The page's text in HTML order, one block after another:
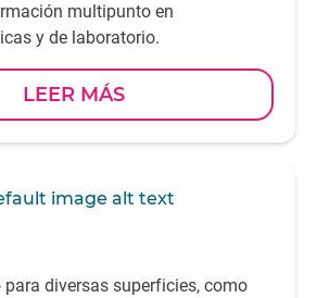
multipunto en
y de laboratorio.
LEER MÁS
para diversas superficies, como